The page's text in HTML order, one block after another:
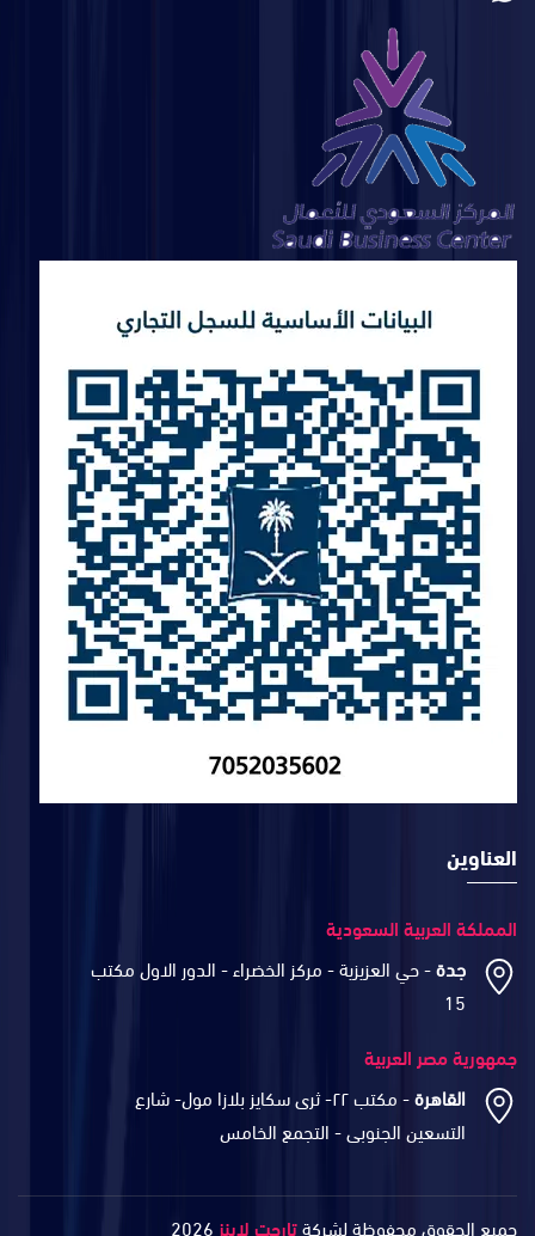
العناوين
المملكة العربية السعودية
جدة- حي العزيزية - مركز الخضراء - الدور الاول مكتب
15
جمهورية مصر العربية
القاهرة
- مكتب ٢٢- ثرى سكايز بلازا مول- شارع
التسعين الجنوبى - التجمع الخامس
جميع الحقوق محفوظة لشركةتارجت لاينز 2026